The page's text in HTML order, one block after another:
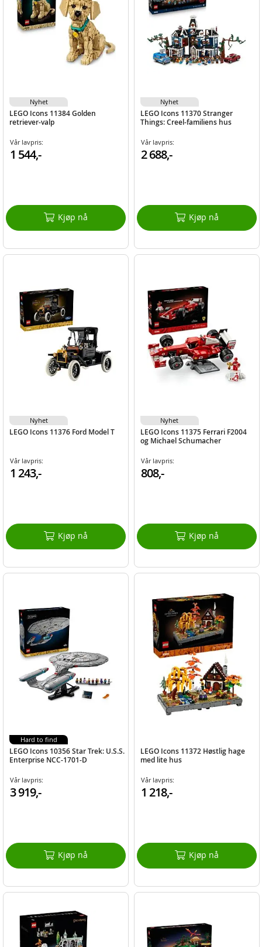
LEGO Icons 11384 Golden
retriever-valp
Vår lavpris:
1 544,-
Kjøp nå
Nyhet
LEGO Icons 11370 Stranger
Things: Creel-familiens hus
Vår lavpris:
2 688,-
Kjøp nå
Nyhet
LEGO Icons 11376 Ford Model T
Vår lavpris:
1 243,-
Kjøp nå
Nyhet
LEGO Icons 11375 Ferrari F2004
og Michael Schumacher
Vår lavpris:
808,-
Kjøp nå
Nyhet
LEGO Icons 10356 Star Trek: U.S.S.
Enterprise NCC-1701-D
Vår lavpris:
3 919,-
Kjøp nå
Hard to find
LEGO Icons 11372 Høstlig hage
med lite hus
Vår lavpris:
1 218,-
Kjøp nå